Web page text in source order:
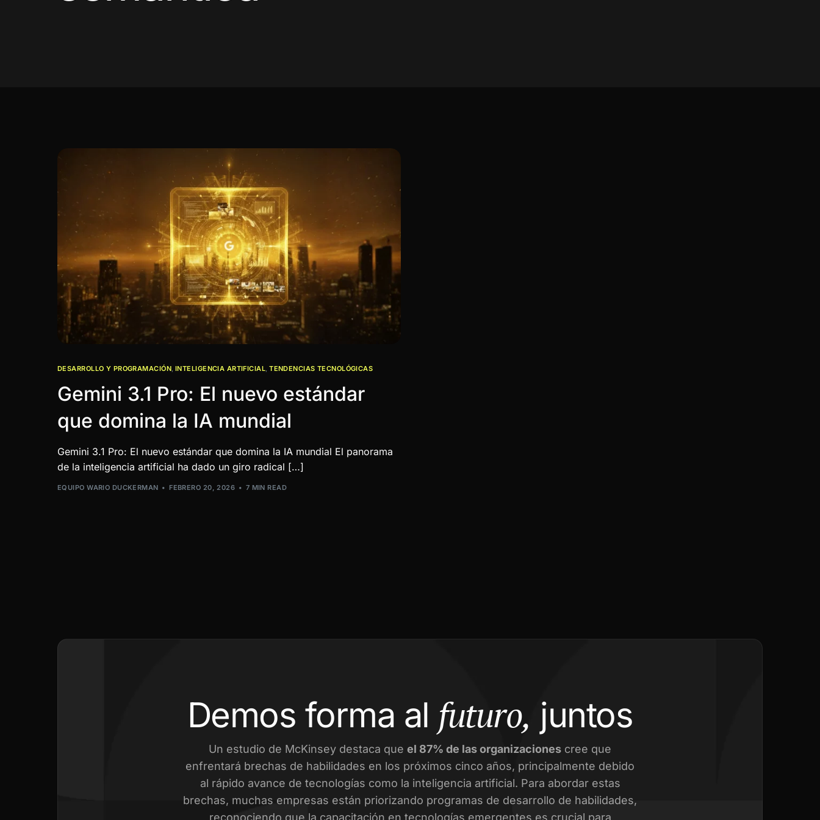
DESARROLLO Y PROGRAMACIÓN INTELIGENCIA ARTIFICIAL ,TENDENCIAS TECNOLÓGICAS
Gemini 3.1 Pro: El nuevo estándar
que domina la IA mundial
Gemini 3.1 Pro: El nuevo estándar que domina la IA mundial El panorama
de la inteligencia artificial ha dado un giro radical […]
EQUIPO WARIO DUCKERMAN FEBRERO 20, 2026 7 MIN READ
Demos forma al futuro, juntos
Un estudio de McKinsey destaca que el 87% de las organizaciones cree que
enfrentará brechas de habilidades en los próximos cinco años, principalmente debido
al rápido avance de tecnologías como la inteligencia artificial. Para abordar estas
brechas, muchas empresas están priorizando programas de desarrollo de habilidades,
reconociendo que la capacitación en tecnologías emergentes es crucial para